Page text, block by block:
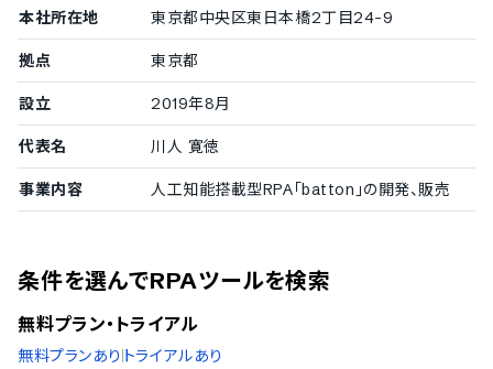
中国語
英語
フランス語
本社所在地 東京都中央区東日本橋2丁目24-9
拠点 東京都
設立 2019年8月
代表名 川人 寛徳
事業内容 人工知能搭載型RPA「batton」の開発、販売
条件を選んでRPAツールを検索
無料プラン・トライアル
無料プランあり トライアルあり